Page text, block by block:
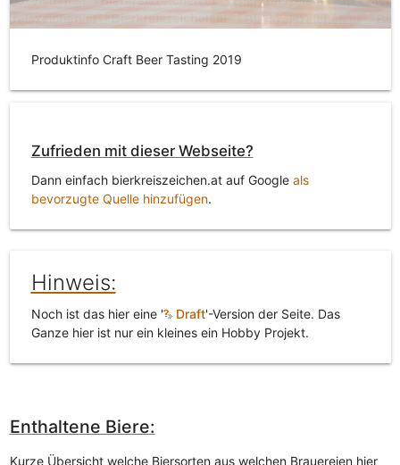
Produktinfo Craft Beer Tasting 2019
Zufrieden mit dieser Webseite?
Dann einfach bierkreiszeichen.at auf Google als
bevorzugte Quelle hinzufügen.
Hinweis:
Noch ist das hier eine ' Draft'-Version der Seite. Das
Ganze hier ist nur ein kleines ein Hobby Projekt.
Enthaltene Biere:
Kurze Übersicht welche Biersorten aus welchen Brauereien hier